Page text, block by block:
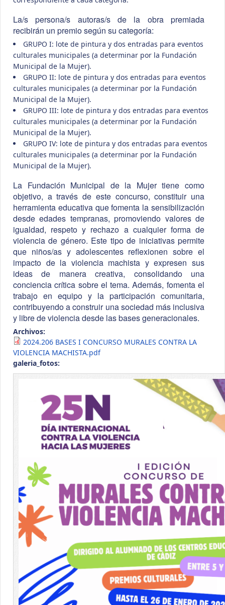
La/s persona/s autoras/s de la obra premiada
recibirán un premio según su categoría:
GRUPO I: lote de pintura y dos entradas para eventos
culturales municipales (a determinar por la Fundación
Municipal de la Mujer).
GRUPO II: lote de pintura y dos entradas para eventos
culturales municipales (a determinar por la Fundación
Municipal de la Mujer).
GRUPO III: lote de pintura y dos entradas para eventos
culturales municipales (a determinar por la Fundación
Municipal de la Mujer).
GRUPO IV: lote de pintura y dos entradas para eventos
culturales municipales (a determinar por la Fundación
Municipal de la Mujer).
La Fundación Municipal de la Mujer tiene como
objetivo, a través de este concurso, constituir una
herramienta educativa que fomenta la sensibilización
desde edades tempranas, promoviendo valores de
igualdad, respeto y rechazo a cualquier forma de
violencia de género. Este tipo de iniciativas permite
que niños/as y adolescentes reflexionen sobre el
impacto de la violencia machista y expresen sus
ideas de manera creativa, consolidando una
conciencia crítica sobre el tema. Además, fomenta el
trabajo en equipo y la participación comunitaria,
contribuyendo a construir una sociedad más inclusiva
y libre de violencia desde las bases generacionales.
Archivos:
2024.206 BASES I CONCURSO MURALES CONTRA LA
VIOLENCIA MACHISTA.pdf
galeria_fotos: